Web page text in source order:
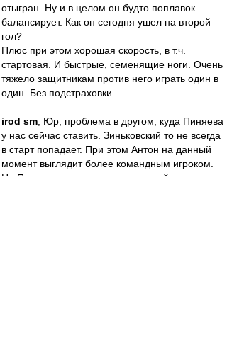
отыгран. Ну и в целом он будто поплавок
балансирует. Как он сегодня ушел на второй
гол?
Плюс при этом хорошая скорость, в т.ч.
стартовая. И быстрые, семенящие ноги. Очень
тяжело защитникам против него играть один в
один. Без подстраховки.
irod sm , Юр, проблема в другом, куда Пиняева
у нас сейчас ставить. Зиньковский то не всегда
в старт попадает. При этом Антон на данный
момент выглядит более командным игроком.
Но Пиняев индивидуально пожалуй посильнее